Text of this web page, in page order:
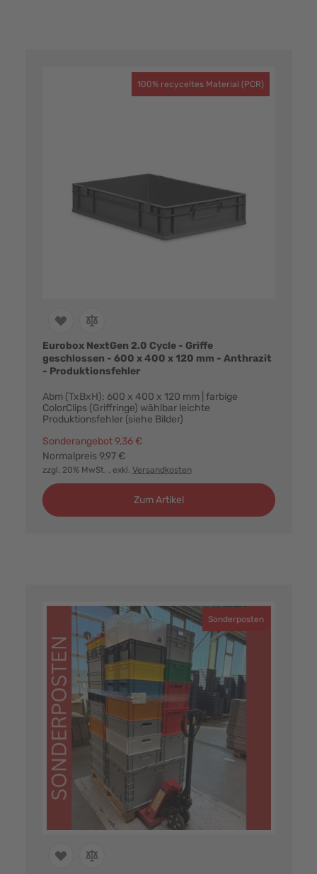
100% recyceltes Material (PCR)
Eurobox NextGen 2.0 Cycle - Griffe
geschlossen - 600 x 400 x 120 mm - Anthrazit
- Produktionsfehler
Abm (TxBxH): 600 x 400 x 120 mm | farbige
ColorClips (Griffringe) wählbar leichte
Produktionsfehler (siehe Bilder)
Sonderangebot 9,36 €
Normalpreis 9,97 €
zzgl. 20% MwSt. , exkl. Versandkosten
Zum Artikel
Sonderposten